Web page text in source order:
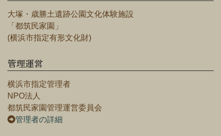
大塚・歳勝土遺跡公園文化体験施設
「都筑民家園」
(横浜市指定有形文化財)
管理運営
横浜市指定管理者
NPO法人
都筑民家園管理運営委員会
管理者の詳細